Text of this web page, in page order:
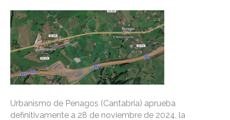
Urbanismo de Penagos (Cantabria) aprueba
definitivamente a 28 de noviembre de 2024, la